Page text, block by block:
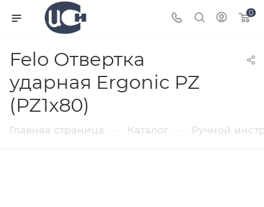
0
Felo Отвертка
ударная Ergonic PZ
(PZ1x80)
Главная страница Каталог Ручной